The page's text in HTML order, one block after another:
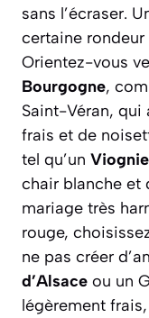
sans l’écraser.
certaine
Orientez-vous
Bourgogne,
Saint-Véran, qui
frais et de
tel qu’un
chair blanche et
mariage très
rouge,
ne pas créer
d’Alsace ou un
légèrement